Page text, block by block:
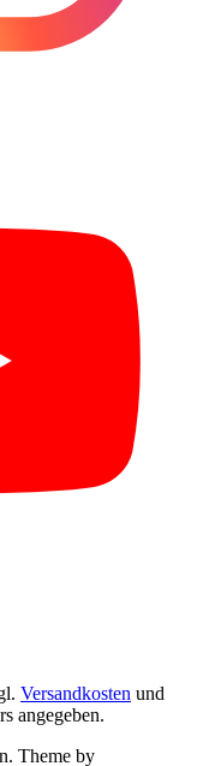
Versandkosten und
angegeben.
Theme by